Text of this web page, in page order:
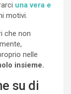
una vera e
motivi.
che non
nelle
insieme.
su di